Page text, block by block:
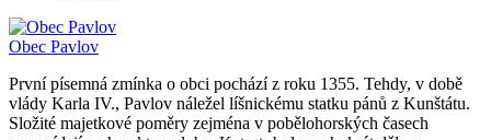
Obec Pavlov
První písemná zmínka o obci pochází z roku 1355. Tehdy, v době
vlády Karla IV., Pavlov náležel líšnickému statku pánů z Kunštátu.
Složité majetkové poměry zejména v pobělohorských časech